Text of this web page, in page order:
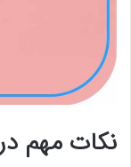
نکات مهم